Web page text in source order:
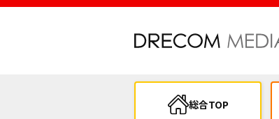
総合TOP